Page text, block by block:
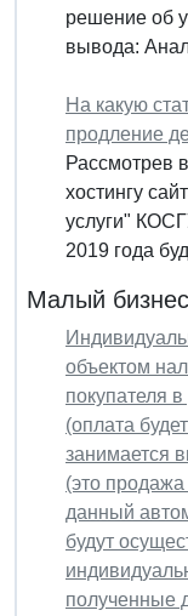
решение об
вывода:
На какую
продление
Рассмотрев
хостингу
услуги"
2019 года
Малый бизнес
объектом
покупателя
(оплата
занимается
(это
данный
будут
полученные